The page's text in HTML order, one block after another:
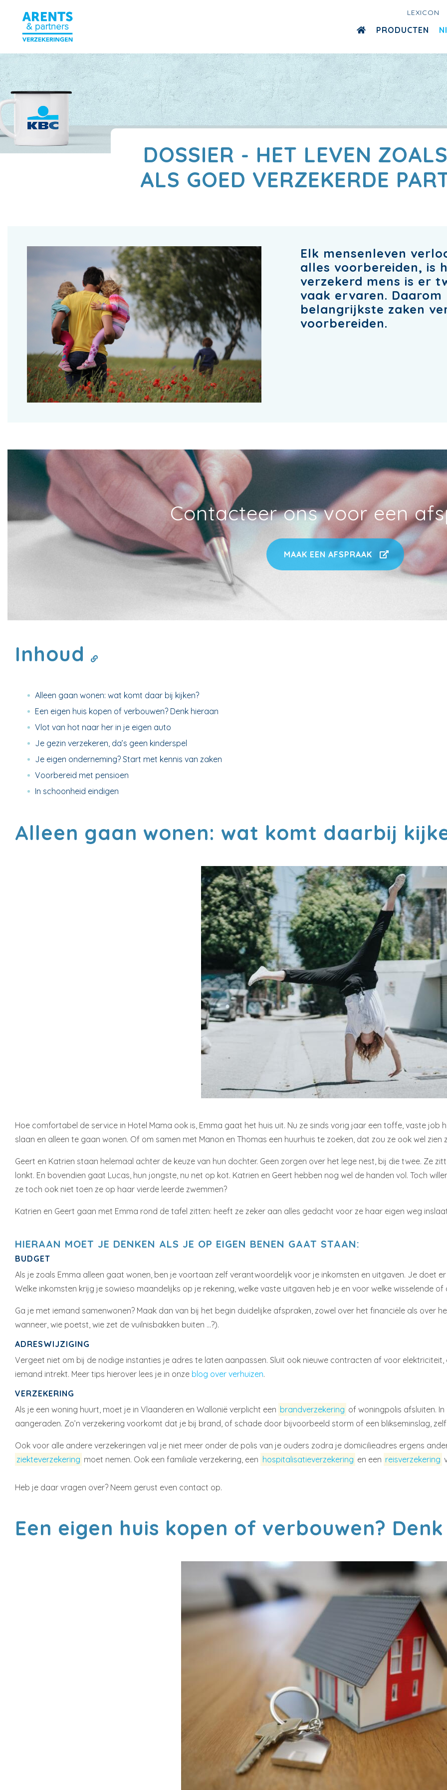
LEXICON
PRODUCTEN
DOSSIER - HET LEVEN
ALS GOED VERZEKERDE
Elk mensenleven
alles voorbereiden, is
verzekerd mens is er
vaak ervaren.
belangrijkste zaken
voorbereiden.
Contacteer ons voor een
MAAK EEN AFSPRAAK
Inhoud
Alleen gaan wonen: wat komt daar bij kijken?
Een eigen huis kopen of verbouwen? Denk hieraan
Vlot van hot naar her in je eigen auto
Je gezin verzekeren, da’s geen kinderspel
Je eigen onderneming? Start met kennis van zaken
Voorbereid met pensioen
In schoonheid eindigen
Alleen gaan wonen: wat komt daarbij
Hoe comfortabel de service in Hotel Mama ook is, Emma gaat het huis uit. Nu ze sinds vorig jaar een toffe, vaste job
slaan en alleen te gaan wonen. Of om samen met Manon en Thomas een huurhuis te zoeken, dat zou ze ook wel zien
Geert en Katrien staan helemaal achter de keuze van hun dochter. Geen zorgen over het lege nest, bij die twee. Ze
lonkt. En bovendien gaat Lucas, hun jongste, nu net op kot. Katrien en Geert hebben nog wel de handen vol. Toch
ze toch ook niet toen ze op haar vierde leerde zwemmen?
Katrien en Geert gaan met Emma rond de tafel zitten: heeft ze zeker aan alles gedacht voor ze haar eigen weg
HIERAAN MOET JE DENKEN ALS JE OP EIGEN BENEN GAAT STAAN:
BUDGET
Als je zoals Emma alleen gaat wonen, ben je voortaan zelf verantwoordelijk voor je inkomsten en uitgaven. Je doet
Welke inkomsten krijg je sowieso maandelijks op je rekening, welke vaste uitgaven heb je en voor welke wisselende
Ga je met iemand samenwonen? Maak dan van bij het begin duidelijke afspraken, zowel over het financiële als over
wanneer, wie poetst, wie zet de vuilnisbakken buiten …?).
ADRESWIJZIGING
Vergeet niet om bij de nodige instanties je adres te laten aanpassen. Sluit ook nieuwe contracten af voor
iemand intrekt. Meer tips hierover lees je in onze blog over verhuizen.
VERZEKERING
Als je een woning huurt, moet je in Vlaanderen en Wallonië verplicht een brandverzekering of woningpolis afsluiten.
aangeraden. Zo’n verzekering voorkomt dat je bij brand, of schade door bijvoorbeeld storm of een blikseminslag,
Ook voor alle andere verzekeringen val je niet meer onder de polis van je ouders zodra je domicilieadres ergens
ziekteverzekering moet nemen. Ook een familiale verzekering, een hospitalisatieverzekering en een reisverzekering
Heb je daar vragen over? Neem gerust even contact op.
Een eigen huis kopen of verbouwen?